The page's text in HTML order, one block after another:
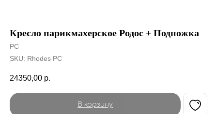
Кресло парикмахерское Родос + Подножка
PC
SKU: Rhodes PC
24350,00 р.
В корзину